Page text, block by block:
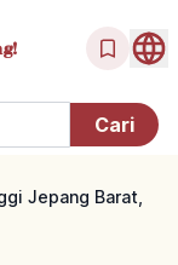
Jepang Barat,